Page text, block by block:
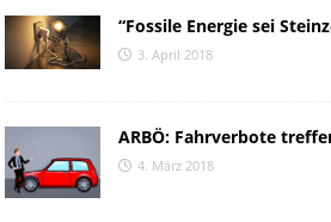
“Fossile Energie sei
3. April 2018
ARBÖ: Fahrverbote
4. März 2018